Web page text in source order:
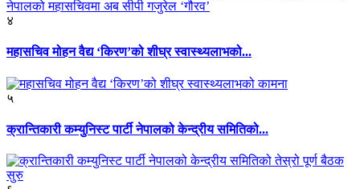
४
महासचिव मोहन वैद्य ‘किरण’को शीघ्र स्वास्थ्यलाभको...
५
क्रान्तिकारी कम्युनिस्ट पार्टी नेपालको केन्द्रीय समितिको...